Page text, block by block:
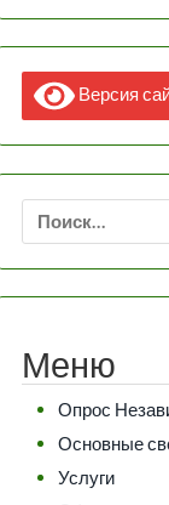
Версия
Найти:
Меню
Опрос
Основные
Услуги